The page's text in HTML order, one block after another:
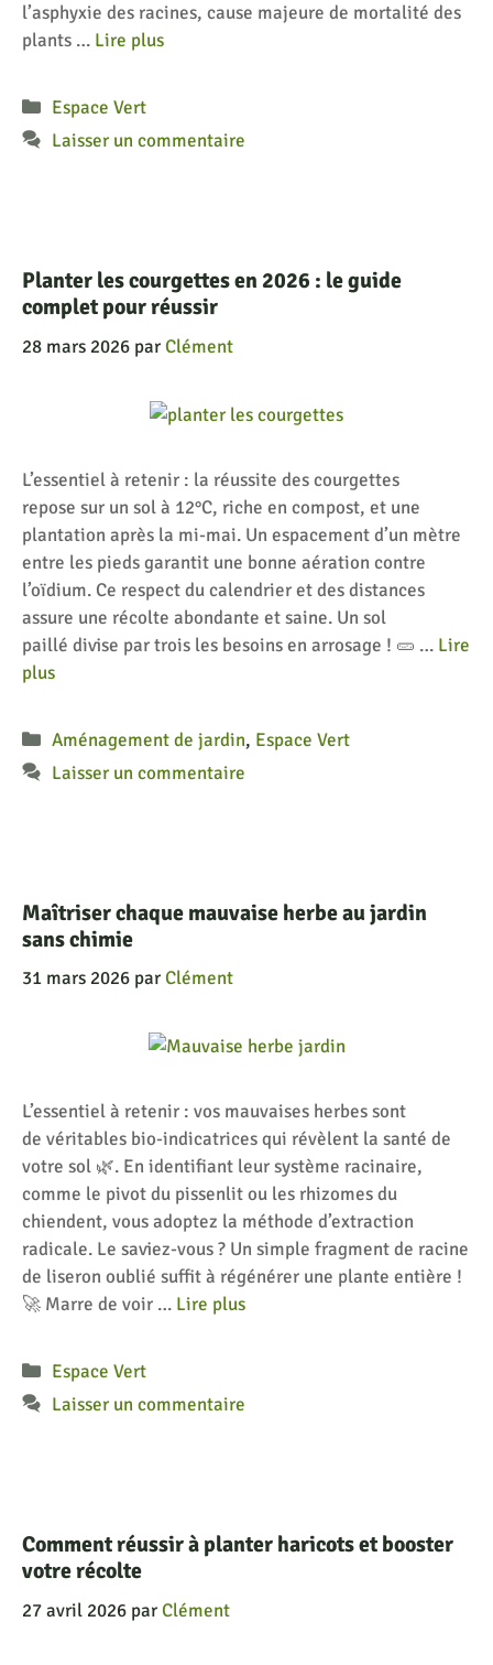
Comment réussir à planter haricots et booster
votre récolte
27 avril 2026 parClément
Maîtriser chaque mauvaise herbe au jardin
sans chimie
31 mars 2026 parClément
L’essentiel à retenir : vos mauvaises herbes sont
de véritables bio-indicatrices qui révèlent la santé de
votre sol 🌿. En identifiant leur système racinaire,
comme le pivot du pissenlit ou les rhizomes du
chiendent, vous adoptez la méthode d’extraction
radicale. Le saviez-vous ? Un simple fragment de racine
de liseron oublié suffit à régénérer une plante entière !
🚀 Marre de voir … Lire plus
Catégories
Espace Vert
Laisser un commentaire
Planter les courgettes en 2026 : le guide
complet pour réussir
28 mars 2026 parClément
L’essentiel à retenir : la réussite des courgettes
repose sur un sol à 12°C, riche en compost, et une
plantation après la mi-mai. Un espacement d’un mètre
entre les pieds garantit une bonne aération contre
l’oïdium. Ce respect du calendrier et des distances
assure une récolte abondante et saine. Un sol
paillé divise par trois les besoins en arrosage ! 🥒 … Lire
plus
Catégories
Aménagement de jardin, Espace Vert
Laisser un commentaire
l’asphyxie des racines, cause majeure de mortalité des
plants … Lire plus
Catégories
Espace Vert
Laisser un commentaire